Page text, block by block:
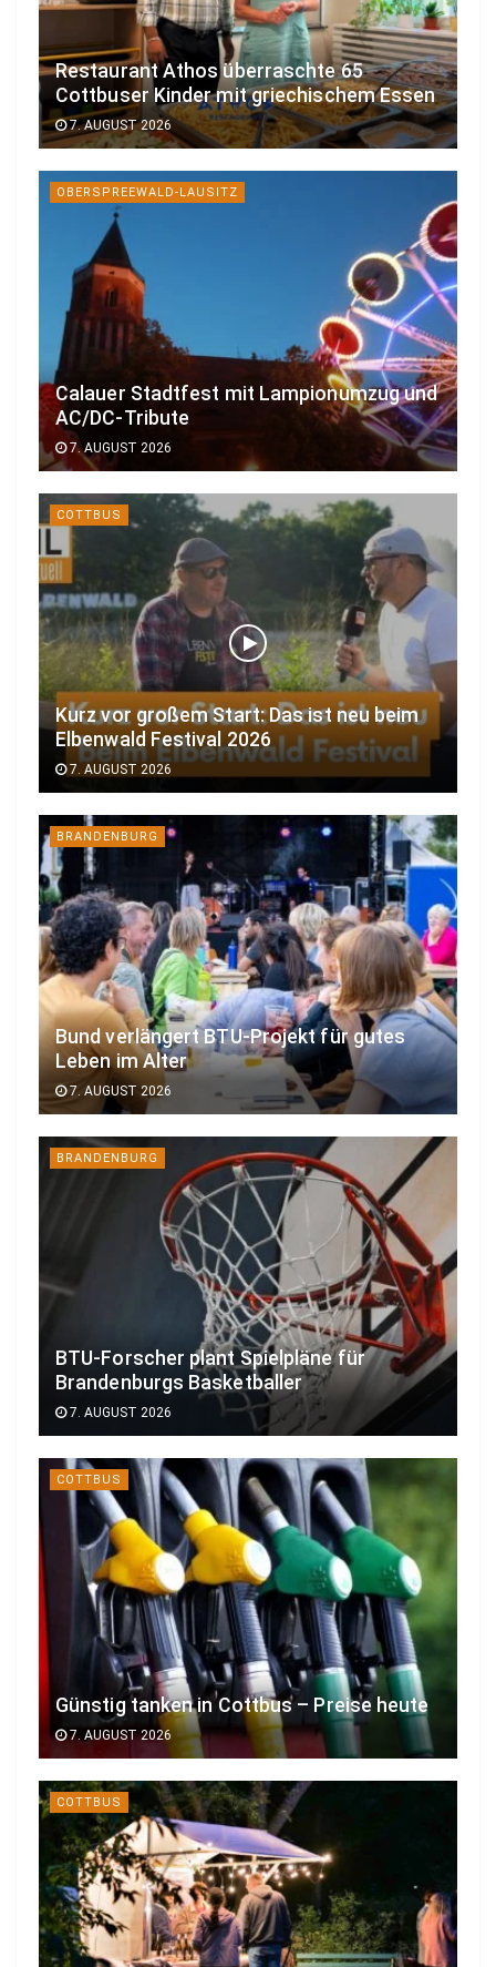
Restaurant Athos überraschte 65
Cottbuser Kinder mit griechischem Essen
7. AUGUST 2026
OBERSPREEWALD-LAUSITZ
Calauer Stadtfest mit Lampionumzug und
AC/DC-Tribute
7. AUGUST 2026
COTTBUS
Kurz vor großem Start: Das ist neu beim
Elbenwald Festival 2026
7. AUGUST 2026
BRANDENBURG
Bund verlängert BTU-Projekt für gutes
Leben im Alter
7. AUGUST 2026
BRANDENBURG
BTU-Forscher plant Spielpläne für
Brandenburgs Basketballer
7. AUGUST 2026
COTTBUS
Günstig tanken in Cottbus – Preise heute
7. AUGUST 2026
COTTBUS